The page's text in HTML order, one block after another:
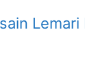
Lemari